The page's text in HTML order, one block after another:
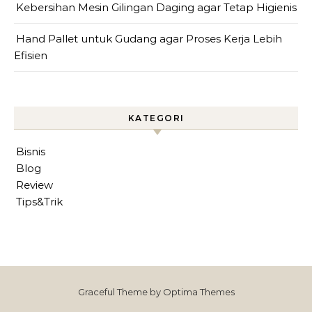
Kebersihan Mesin Gilingan Daging agar Tetap Higienis
Hand Pallet untuk Gudang agar Proses Kerja Lebih
Efisien
KATEGORI
Bisnis
Blog
Review
Tips&Trik
Graceful Theme by Optima Themes